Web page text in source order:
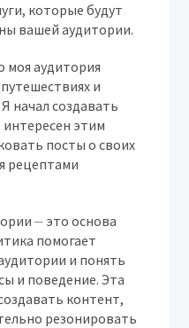
которые будут
вашей аудитории.
моя аудитория
и
начал создавать
этим
посты о своих
рецептами
⏤ это основа
помогает
и понять
и поведение. Эта
контент,
резонировать